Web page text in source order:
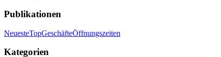
Publikationen
NeuesteTopGeschäfteÖffnungszeiten
Kategorien